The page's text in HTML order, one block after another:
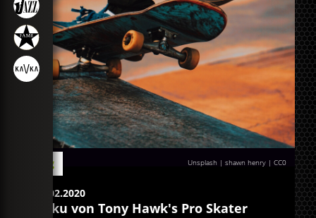
Unsplash | shawn henry |CC0
Blog
21.02.2020
Doku von Tony Hawk's Pro Skater